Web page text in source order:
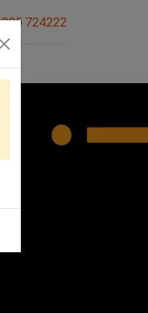
035 724222